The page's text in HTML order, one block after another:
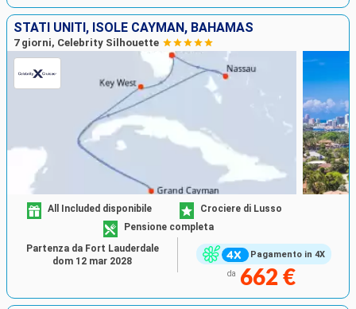
STATI UNITI, ISOLE CAYMAN, BAHAMAS
7 giorni, Celebrity Silhouette
Pagamento in 4X
All Included disponibile
Crociere di Lusso
Pensione completa
da 662 €
Partenza da Fort Lauderdale
dom 12 mar 2028